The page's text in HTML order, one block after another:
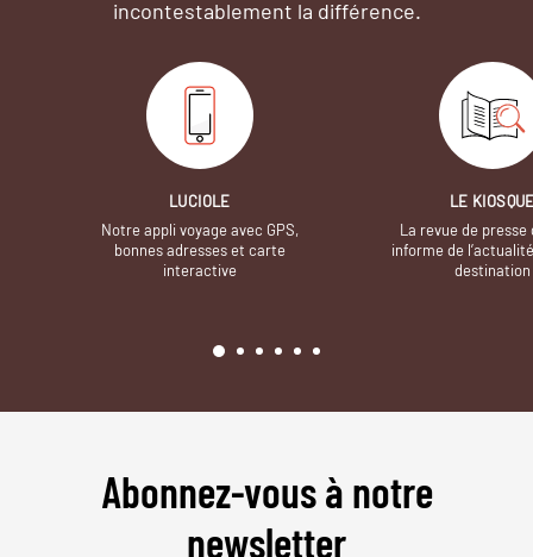
incontestablement la différence.
LUCIOLE
Notre appli voyage avec GPS,
bonnes adresses et carte
interactive
LE
La revue de presse
informe de
destination
Abonnez-vous à notre
newsletter